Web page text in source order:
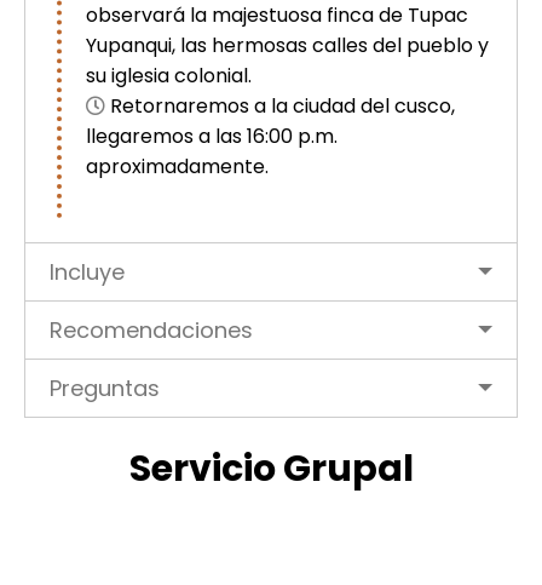
observará la majestuosa finca de Tupac
Yupanqui, las hermosas calles del pueblo y
su iglesia colonial.
Retornaremos a la ciudad del cusco,
llegaremos a las 16:00 p.m.
aproximadamente.
Incluye
Recomendaciones
Preguntas
Servicio Grupal